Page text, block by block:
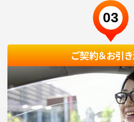
03
ご契約＆お引